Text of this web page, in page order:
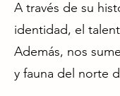
A través de su
identidad, el
Además, nos
y fauna del norte